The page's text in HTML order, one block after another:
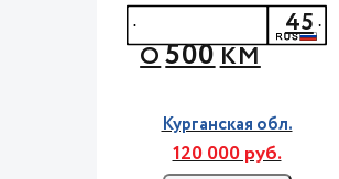
О500КМ
45
Курганская обл.
120 000 руб.